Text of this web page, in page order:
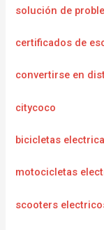
solución de
certificados de
convertirse en
citycoco
bicicletas
motocicletas
scooters